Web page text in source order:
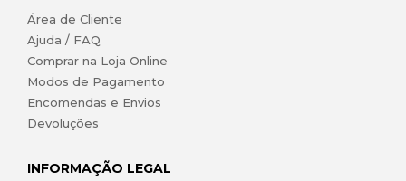
Área de Cliente
Ajuda / FAQ
Comprar na Loja Online
Modos de Pagamento
Encomendas e Envios
Devoluções
INFORMAÇÃO LEGAL